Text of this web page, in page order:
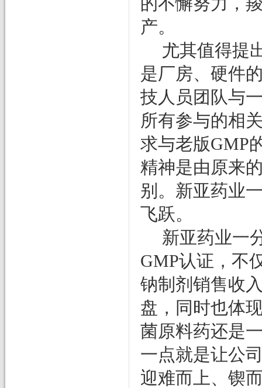
产。
尤其值得提
是厂房、硬件
技人员团队与
所有参与的相
求与老版GMP
精神是由原来
别。新亚药业
飞跃。
新亚药业一
GMP认证，不
钠制剂销售收
盘，同时也体
菌原料药还是
一点就是让公
迎难而上、锲